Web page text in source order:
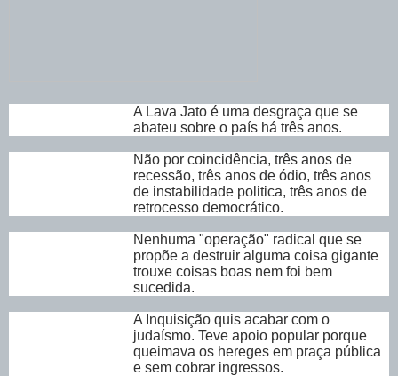
A Lava Jato é uma desgraça que se
abateu sobre o país há três anos.
Não por coincidência, três anos de
recessão, três anos de ódio, três anos
de instabilidade politica, três anos de
retrocesso democrático.
Nenhuma "operação" radical que se
propõe a destruir alguma coisa gigante
trouxe coisas boas nem foi bem
sucedida.
A Inquisição quis acabar com o
judaísmo. Teve apoio popular porque
queimava os hereges em praça pública
e sem cobrar ingressos.